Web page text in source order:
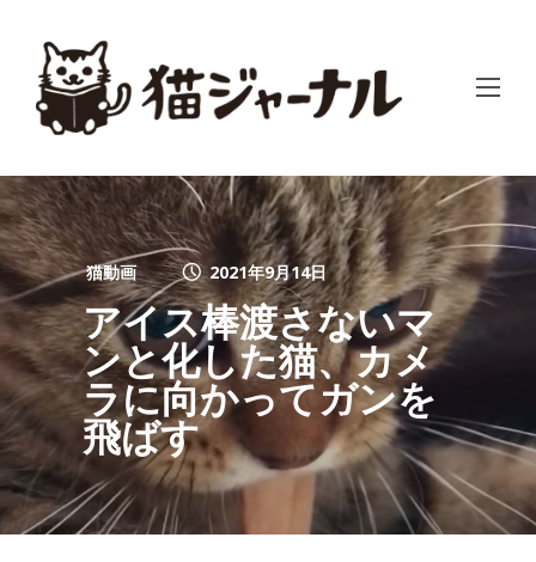
猫動画 2021年9月14日
アイス棒渡さないマ
ンと化した猫、カメ
ラに向かってガンを
飛ばす